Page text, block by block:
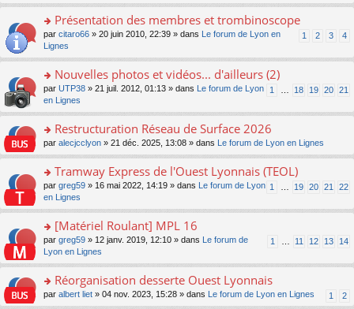
u
s
ré
c
e
o
n
lu
le
u
s
ré
c
e
nt
s
s
g
o
n
lu
le
u
s
ré
c
e
nt
le
m
e
s
s
g
e
n
o
n
lu
u
s
ré
c
e
o
s
er
le
m
e
s
s
e
n
o
n
lu
pl
ré
c
e
Présentation des membres et trombinoscope
1 2 3 4
par citaro66 » 20 juin 2010, 22:39 » dans
Le forum de Lyon en
Lignes
o
n
s
er
le
m
e
s
s
e
n
o
n
lu
pl
Nouvelles photos et vidéos... d'ailleurs (2)
1 18 19 20 21
par UTP38 » 21 juil. 2012, 01:13 » dans
Le forum de Lyon
en Lignes
o
n
ult
er
le
m
e
s
s
e
n
Restructuration Réseau de Surface 2026
par alecjcclyon » 21 déc. 2025, 13:08 » dans Le forum de Lyon en Lignes
o
n
s
er
le
m
e
s
s
Tramway Express de l'Ouest Lyonnais (TEOL)
1 19 20 21 22
par greg59 » 16 mai 2022, 14:19 » dans
Le forum de Lyon
en Lignes
o
s
er
le
[Matériel Roulant] MPL 16
1 11 12 13 14
par greg59 » 12 janv. 2019, 12:10 » dans
Le forum de
Lyon en Lignes
o
n
Réorganisation desserte Ouest Lyonnais
1 2
par albert liet » 04 nov. 2023, 15:28 » dans Le forum de Lyon en Lignes